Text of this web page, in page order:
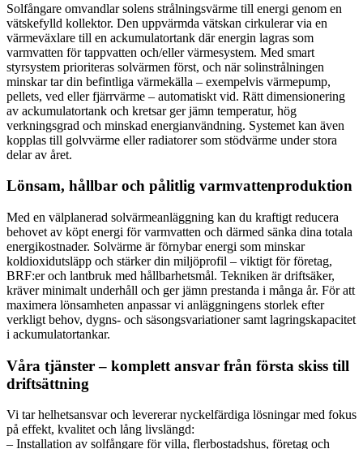
Solfångare omvandlar solens strålningsvärme till energi genom en
vätskefylld kollektor. Den uppvärmda vätskan cirkulerar via en
värmeväxlare till en ackumulatortank där energin lagras som
varmvatten för tappvatten och/eller värmesystem. Med smart
styrsystem prioriteras solvärmen först, och när solinstrålningen
minskar tar din befintliga värmekälla – exempelvis värmepump,
pellets, ved eller fjärrvärme – automatiskt vid. Rätt dimensionering
av ackumulatortank och kretsar ger jämn temperatur, hög
verkningsgrad och minskad energianvändning. Systemet kan även
kopplas till golvvärme eller radiatorer som stödvärme under stora
delar av året.
Lönsam, hållbar och pålitlig varmvattenproduktion
Med en välplanerad solvärmeanläggning kan du kraftigt reducera
behovet av köpt energi för varmvatten och därmed sänka dina totala
energikostnader. Solvärme är förnybar energi som minskar
koldioxidutsläpp och stärker din miljöprofil – viktigt för företag,
BRF:er och lantbruk med hållbarhetsmål. Tekniken är driftsäker,
kräver minimalt underhåll och ger jämn prestanda i många år. För att
maximera lönsamheten anpassar vi anläggningens storlek efter
verkligt behov, dygns- och säsongsvariationer samt lagringskapacitet
i ackumulatortankar.
Våra tjänster – komplett ansvar från första skiss till
driftsättning
Vi tar helhetsansvar och levererar nyckelfärdiga lösningar med fokus
på effekt, kvalitet och lång livslängd:
– Installation av solfångare för villa, flerbostadshus, företag och